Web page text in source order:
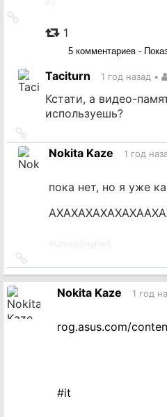
1
5 комментариев -
Taciturn 1 год назад •
Кстати, а видео-
используешь?
на
источникNokita Kaze 1 год
пока нет, но я уже
на
источник
Nokita Kaze 1 год
rog.asus.com/
#it